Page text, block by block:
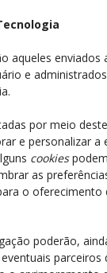
aqueles enviados
e
por meio
e personalizar a
cookies
as
o oferecimento
poderão,
parceiros